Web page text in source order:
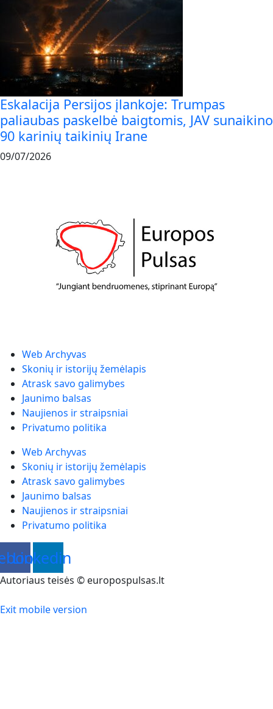
Eskalacija Persijos įlankoje: Trumpas
paliaubas paskelbė baigtomis, JAV sunaikino
90 karinių taikinių Irane
09/07/2026
Web Archyvas
Skonių ir istorijų žemėlapis
Atrask savo galimybes
Jaunimo balsas
Naujienos ir straipsniai
Privatumo politika
Web Archyvas
Skonių ir istorijų žemėlapis
Atrask savo galimybes
Jaunimo balsas
Naujienos ir straipsniai
Privatumo politika
Linkedin
Autoriaus teisės © europospulsas.lt
Exit mobile version